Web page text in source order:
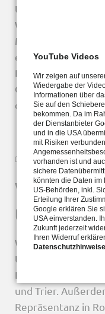
Und diesen fühlen
Weise verbunden:
Mitarbeiterinnen
engagieren sich
BKC steht allen
Organisationen
christlichen
Wir
Wir sind in vielen
Unsere Standorte
Berlin, Erfurt,
und Trier.
Repräsentanz in
YouTube Videos
Wir zeigen auf
Wiedergabe der
Informationen über
Sie auf den
bekommen. Da im
der Dienstanbieter
und in die USA
mit Risiken
vorhanden ist und
sichere
könnten die Daten im
US-Behörden, inkl.
Erteilung Ihrer
Google erklären Sie
USA einverstanden.
Zukunft jederzeit
Ihren Widerruf